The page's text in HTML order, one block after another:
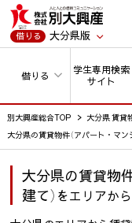
借りる 大分県版
借りる
学生専用検索
サイト
別大興産総合TOP
大分県 賃貸
大分県の賃貸物件（アパート・マ
大分県の賃貸物
建て） をエリアか